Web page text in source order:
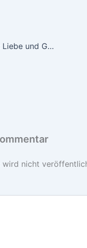
Mein neues E-Bike – große Liebe und Gewinnspiel
wird nicht